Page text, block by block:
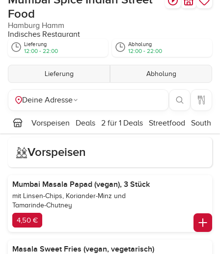
Food
Hamburg Hamm
Indisches Restaurant
Lieferung
12:00 - 22:00
Abholung
12:00 - 22:00
Lieferung Abholung
Deine Adresse
Vorspeisen Deals 2 für 1 Deals Streetfood South
Vorspeisen
Mumbai Masala Papad (vegan), 3 Stück
mit Linsen-Chips, Koriander-Minz und
Tamarinde-Chutney
4,50 €
Masala Sweet Fries (vegan, vegetarisch)